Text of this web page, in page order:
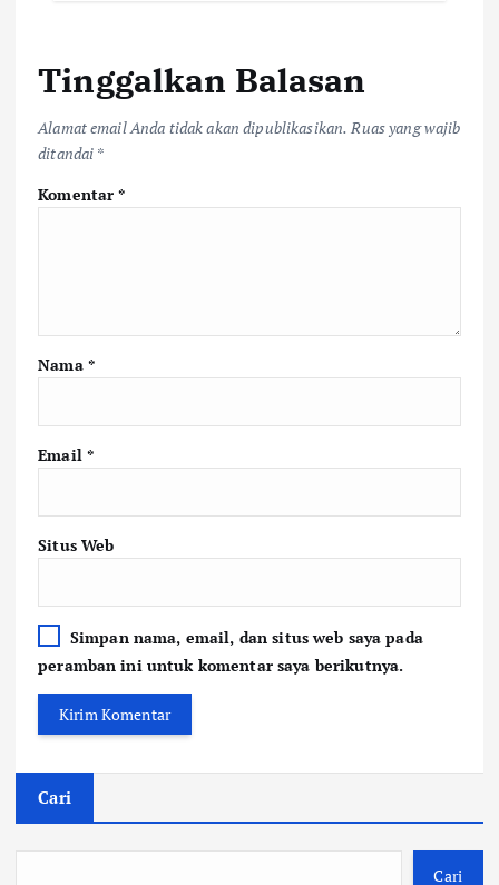
Tinggalkan Balasan
Alamat email Anda tidak akan dipublikasikan. Ruas yang wajib
ditandai *
Komentar*
Nama *
Email *
Situs Web
Simpan nama, email, dan situs web saya pada
peramban ini untuk komentar saya berikutnya.
Cari
Cari